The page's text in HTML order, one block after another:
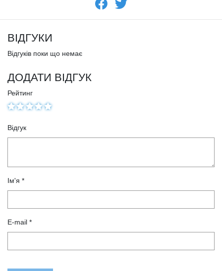
ВІДГУКИ
Відгуків поки що немає
ДОДАТИ ВІДГУК
Рейтинг
Відгук
Ім'я *
E-mail *